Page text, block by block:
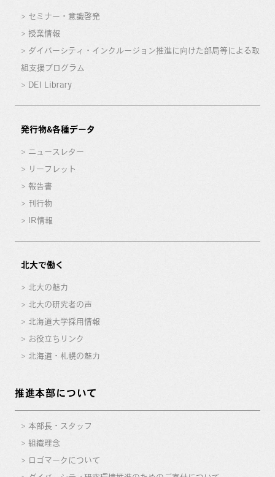
セミナー・意識啓発
授業情報
ダイバーシティ・インクルージョン推進に向けた部局等による取
組支援プログラム
DEI Library
発行物&各種データ
ニュースレター
リーフレット
報告書
刊行物
IR情報
北大で働く
北大の魅力
北大の研究者の声
北海道大学採用情報
お役立ちリンク
北海道・札幌の魅力
推進本部について
本部長・スタッフ
組織理念
ロゴマークについて